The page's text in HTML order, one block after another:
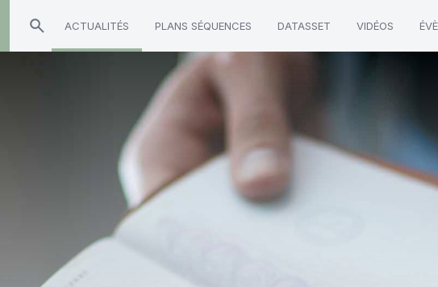
ACTUALITÉS PLANS SÉQUENCES DATASSET VIDÉOS